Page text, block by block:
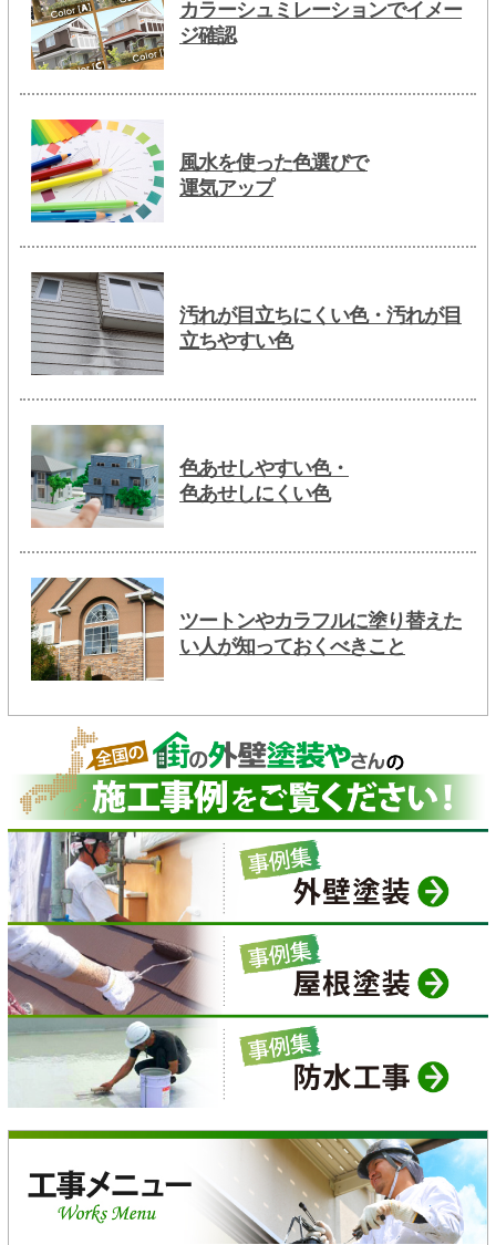
カラーシュミレーションでイメー
ジ確認
風水を使った色選びで
運気アップ
汚れが目立ちにくい色・汚れが目
立ちやすい色
色あせしやすい色・
色あせしにくい色
ツートンやカラフルに塗り替えた
い人が知っておくべきこと